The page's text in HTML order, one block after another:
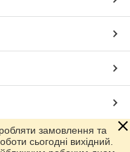
замовлення та
сьогодні вихідний.